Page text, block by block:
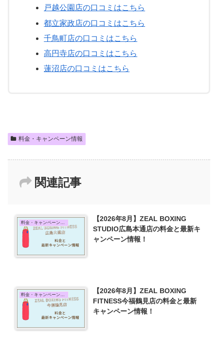
戸越公園店の口コミはこちら
都立家政店の口コミはこちら
千鳥町店の口コミはこちら
高円寺店の口コミはこちら
蓮沼店の口コミはこちら
料金・キャンペーン情報
関連記事
【2026年8月】ZEAL BOXING
STUDIO広島本通店の料金と最新キ
ャンペーン情報！
料金・キャンペーン情報
【2026年8月】ZEAL BOXING
FITNESS今福鶴見店の料金と最新
キャンペーン情報！